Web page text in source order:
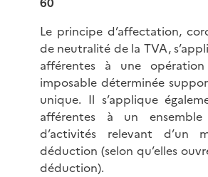
Le principe d’affectation,
de neutralité de la TVA,
afférentes à une
imposable déterminée
unique. Il s’applique
afférentes à un ensemble
d’activités relevant d’un
déduction (selon qu’elles
déduction).